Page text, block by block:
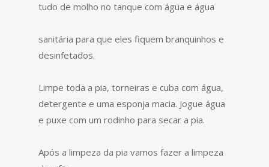
tudo de molho no tanque com água e água
sanitária para que eles fiquem branquinhos e
desinfetados.
Limpe toda a pia, torneiras e cuba com água,
detergente e uma esponja macia. Jogue água
e puxe com um rodinho para secar a pia.
Após a limpeza da pia vamos fazer a limpeza